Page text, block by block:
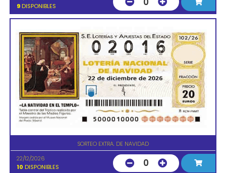
9 DISPONIBLES
SORTEO EXTRA. DE NAVIDAD
22/12/2026
10 DISPONIBLES 0